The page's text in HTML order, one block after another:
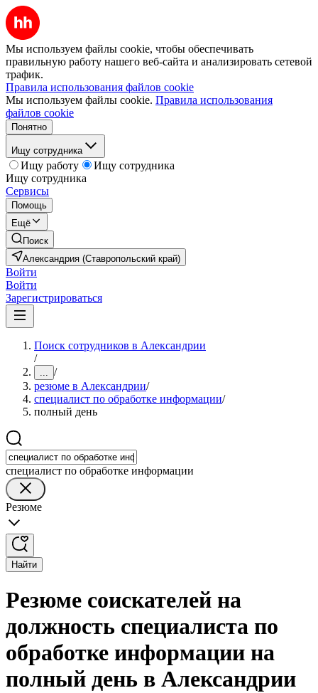
Мы используем файлы cookie, чтобы обеспечивать
правильную работу нашего веб-сайта и анализировать сетевой
трафик.
Правила использования файлов cookie
Мы используем файлы cookie. Правила использования
файлов cookie
Понятно
Ищу сотрудника
Ищу работу
Ищу сотрудника
Ищу сотрудника
Сервисы
Помощь
Ещё
Поиск
Александрия (Ставропольский край)
Войти
Войти
Зарегистрироваться
Поиск сотрудников в Александрии
/
... /
резюме в Александрии/
специалист по обработке информации/
полный день
специалист по обработке информации
Резюме
Найти
Резюме соискателей на
должность специалиста по
обработке информации на
полный день в Александрии